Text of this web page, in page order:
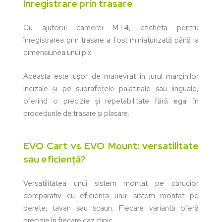
Înregistrare prin trasare
Cu ajutorul camerei MT4, eticheta pentru
înregistrarea prin trasare a fost miniaturizată până la
dimensiunea unui pix.
Aceasta este ușor de manevrat în jurul marginilor
incizale și pe suprafețele palatinale sau linguale,
oferind o precizie și repetabilitate fără egal în
procedurile de trasare și plasare.
EVO Cart vs EVO Mount: versatilitate
sau eficiență?
Versatilitatea unui sistem montat pe cărucior
comparativ cu eficiența unui sistem montat pe
perete, tavan sau scaun. Fiecare variantă oferă